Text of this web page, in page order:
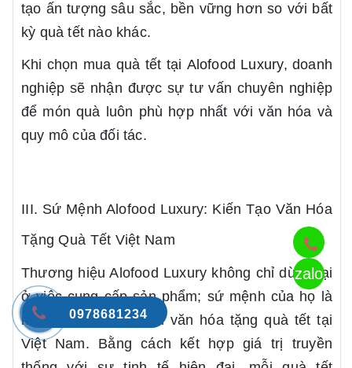
tạo ấn tượng sâu sắc, bền vững hơn so với bất
kỳ quà tết nào khác.
Khi chọn mua quà tết tại Alofood Luxury, doanh
nghiệp sẽ nhận được sự tư vấn chuyên nghiệp
để món quà luôn phù hợp nhất với văn hóa và
quy mô của đối tác.
III. Sứ Mệnh Alofood Luxury: Kiến Tạo Văn Hóa
Tặng Quà Tết Việt Nam
Thương hiệu Alofood Luxury không chỉ dừng lại
ở việc cung cấp sản phẩm; sứ mệnh của họ là
kiến tạo và nâng tầm văn hóa tặng quà tết tại
Việt Nam. Bằng cách kết hợp giá trị truyền
zalo
0978681234